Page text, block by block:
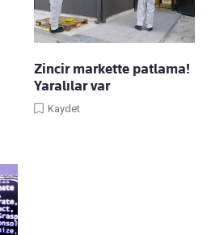
Zincir markette patlama!
Yaralılar var
Kaydet